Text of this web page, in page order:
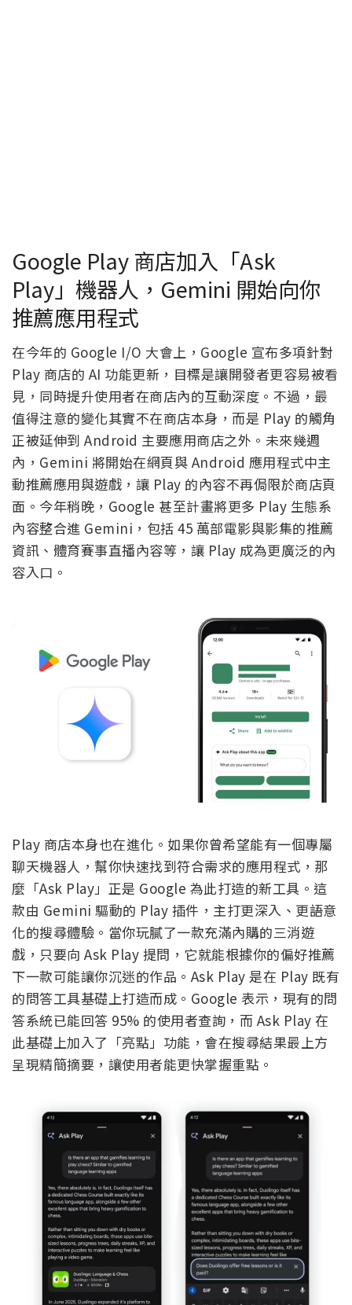
Google Play 商店加入「Ask
Play」機器人，Gemini 開始向你
推薦應用程式
在今年的 Google I/O 大會上，Google 宣布多項針對
Play 商店的 AI 功能更新，目標是讓開發者更容易被看
見，同時提升使用者在商店內的互動深度。不過，最
值得注意的變化其實不在商店本身，而是 Play 的觸角
正被延伸到 Android 主要應用商店之外。未來幾週
內，Gemini 將開始在網頁與 Android 應用程式中主
動推薦應用與遊戲，讓 Play 的內容不再侷限於商店頁
面。今年稍晚，Google 甚至計畫將更多 Play 生態系
內容整合進 Gemini，包括 45 萬部電影與影集的推薦
資訊、體育賽事直播內容等，讓 Play 成為更廣泛的內
容入口。
Play 商店本身也在進化。如果你曾希望能有一個專屬
聊天機器人，幫你快速找到符合需求的應用程式，那
麼「Ask Play」正是 Google 為此打造的新工具。這
款由 Gemini 驅動的 Play 插件，主打更深入、更語意
化的搜尋體驗。當你玩膩了一款充滿內購的三消遊
戲，只要向 Ask Play 提問，它就能根據你的偏好推薦
下一款可能讓你沉迷的作品。Ask Play 是在 Play 既有
的問答工具基礎上打造而成。Google 表示，現有的問
答系統已能回答 95% 的使用者查詢，而 Ask Play 在
此基礎上加入了「亮點」功能，會在搜尋結果最上方
呈現精簡摘要，讓使用者能更快掌握重點。